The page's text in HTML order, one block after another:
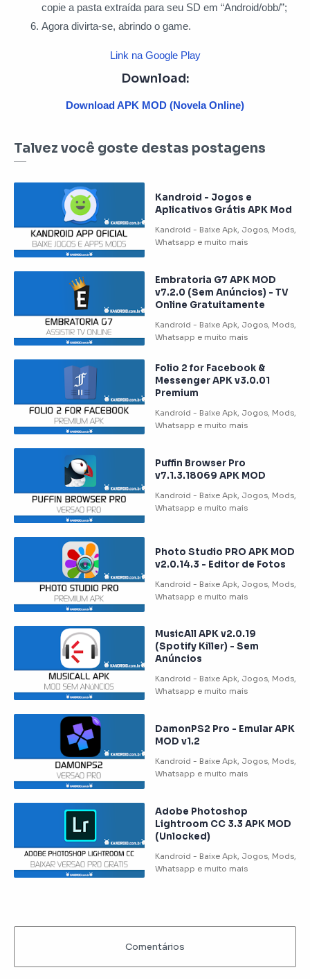
copie a pasta extraída para seu SD em “Android/obb/”;
Agora divirta-se, abrindo o game.
Link na Google Play
Download:
Download APK MOD (Novela Online)
Talvez você goste destas postagens
Kandroid - Jogos e
Aplicativos Grátis APK Mod
Embratoria G7 APK MOD
v7.2.0 (Sem Anúncios) - TV
Online Gratuitamente
Folio 2 for Facebook &
Messenger APK v3.0.01
Premium
Puffin Browser Pro
v7.1.3.18069 APK MOD
Photo Studio PRO APK MOD
v2.0.14.3 - Editor de Fotos
MusicAll APK v2.0.19
(Spotify Killer) - Sem
Anúncios
DamonPS2 Pro - Emular APK
MOD v1.2
Adobe Photoshop
Lightroom CC 3.3 APK MOD
(Unlocked)